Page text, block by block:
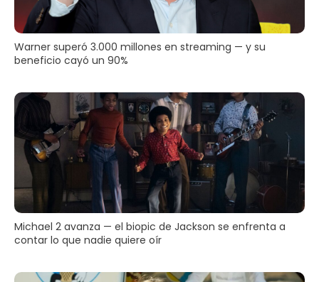
Warner superó 3.000 millones en streaming — y su
beneficio cayó un 90%
Michael 2 avanza — el biopic de Jackson se enfrenta a
contar lo que nadie quiere oír